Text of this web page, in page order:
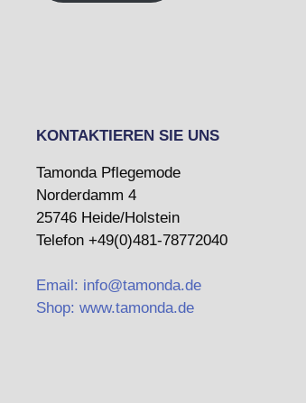
KONTAKTIEREN SIE UNS
Tamonda Pflegemode
Norderdamm 4
25746 Heide/Holstein
Telefon +49(0)481-78772040
Email: info@tamonda.de
Shop: www.tamonda.de